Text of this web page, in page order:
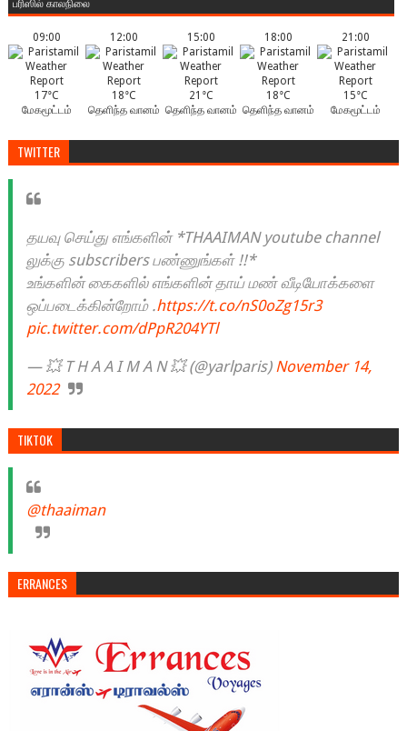
09:00
17°C
மேகமூட்டம்
12:00
18°C
தெளிந்த வானம்
15:00
21°C
தெளிந்த வானம்
18:00
18°C
தெளிந்த வானம்
21:00
15°C
மேகமூட்டம்
TWITTER
தயவு செய்து எங்களின் *THAAIMAN youtube channel
லுக்கு subscribers பண்ணுங்கள் !!*
உங்களின் கைகளில் எங்களின் தாய் மண் வீடியோக்களை
ஒப்படைக்கின்றோம் .https://t.co/nS0oZg15r3
pic.twitter.com/dPpR204YTl
— 💥 T H A A I M A N 💥 (@yarlparis) November 14,
2022
TIKTOK
@thaaiman
ERRANCES